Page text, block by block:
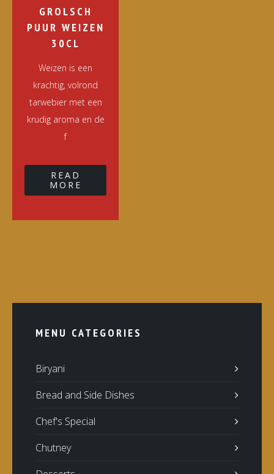
GROLSCH
PUUR WEIZEN
30CL
Weizen is een
krachtig, volrond
tarwebier met een
krudig aroma en de
f
READ
MORE
MENU CATEGORIES
Biryani
Bread and Side Dishes
Chef's Special
Chutney